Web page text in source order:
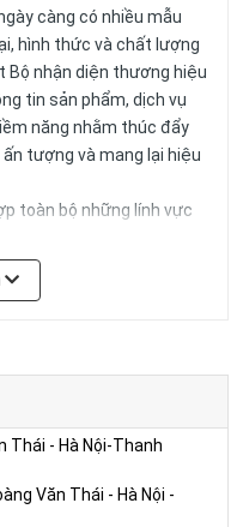
càng có nhiều mẫu
hình thức và chất lượng
Bộ nhận diện thương hiệu
tin sản phẩm, dịch vụ
năng nhằm thúc đẩy
tượng và mang lại hiệu
toàn bộ những lính vực
của từng sản phẩm và
cấu trúc, nhất quán và
ấn chuyên nghiệp tại Hà
sáng tạo, nhiệt tình.
thiết kế đẹp và ấn
nhằm tiết kiệm chi phí,
nhất cùng chất lượng
Thái - Hà Nội-Thanh
Văn Thái - Hà Nội -